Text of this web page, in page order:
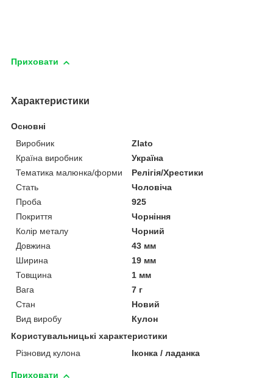
Приховати
Характеристики
Основні
Виробник
Zlato
Країна виробник
Україна
Тематика малюнка/форми
Релігія/Хрестики
Стать
Чоловіча
Проба
925
Покриття
Чорніння
Колір металу
Чорний
Довжина
43 мм
Ширина
19 мм
Товщина
1 мм
Вага
7 г
Стан
Новий
Вид виробу
Кулон
Користувальницькі характеристики
Різновид кулона
Іконка / ладанка
Приховати